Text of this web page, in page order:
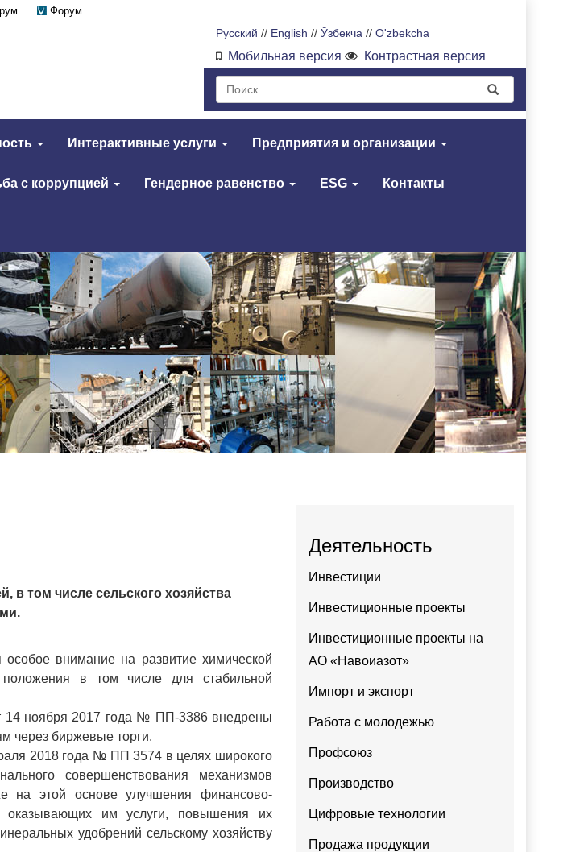
Форум
Русский // English // Ўзбекча // O'zbekcha
Мобильная версия Контрастная версия
Интерактивные услуги Предприятия и организации
с коррупцией Гендерное равенство ESG Контакты
в том числе сельского хозяйства
внимание на развитие химической
в том числе для стабильной
14 ноября 2017 года № ПП-3386 внедрены
через биржевые торги.
2018 года № ПП 3574 в целях широкого
совершенствования механизмов
на этой основе улучшения финансово-
оказывающих им услуги, повышения их
удобрений сельскому хозяйству
Деятельность
Инвестиции
Инвестиционные проекты
Инвестиционные проекты на
АО «Навоиазот»
Импорт и экспорт
Работа с молодежью
Профсоюз
Производство
Цифровые технологии
Продажа продукции